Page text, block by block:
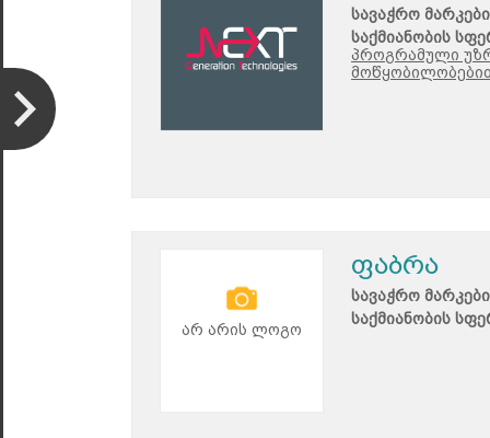
სავაჭრო
საქმიანობის
პროგრამული
არ არის ლოგო
ფაბრა
სავაჭრო
საქმიანობის